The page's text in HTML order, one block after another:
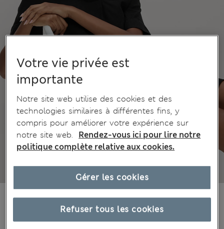
CA$85,99
Tous les prix incluent les taxes et les frais de douanes
Votre vie privée est
importante
Notre site web utilise des cookies et des
technologies similaires à différentes fins, y
compris pour améliorer votre expérience sur
notre site web.
Rendez-vous ici pour lire notre
politique complète relative aux cookies.
Refuser tous les cookies
Gérer les cookies